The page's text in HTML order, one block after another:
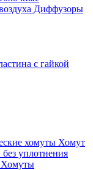
Диффузоры
с гайкой
хомуты Хомут
уплотнения
Хомуты